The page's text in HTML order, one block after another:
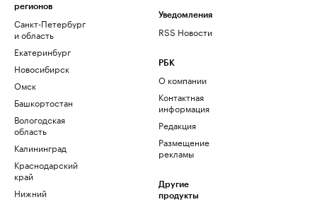
регионов
Санкт-Петербург
и область
Екатеринбург
Новосибирск
Омск
Башкортостан
Вологодская
область
Калининград
Краснодарский
край
Нижний
Уведомления
RSS Новости
РБК
О компании
Контактная
информация
Редакция
Размещение
рекламы
Другие
продукты